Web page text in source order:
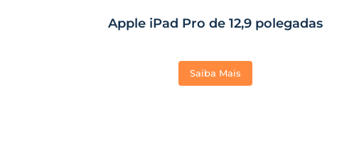
Apple iPad Pro de 12,9 polegadas
Saiba Mais